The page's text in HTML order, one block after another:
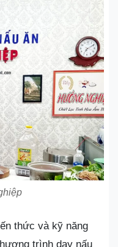
thức và kỹ năng
trình dạy nấu